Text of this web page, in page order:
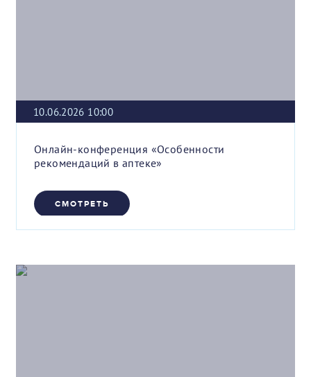
10.06.2026 10:00
Онлайн-конференция «Особенности
рекомендаций в аптеке»
СМОТРЕТЬ